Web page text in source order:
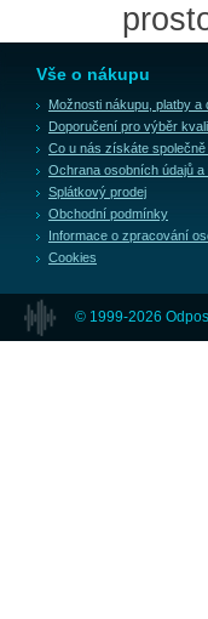
Vše o nákupu
Možnosti nákupu, platby a
Doporučení pro výběr
Co u nás získáte
Ochrana osobních údajů a
Splátkový prodej
Obchodní podmínky
Informace o zpracování
Cookies
© 1999-2026